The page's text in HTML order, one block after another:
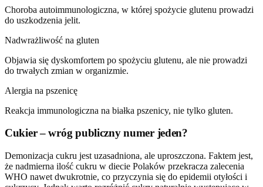
Choroba autoimmunologiczna, w której spożycie glutenu prowadzi
do uszkodzenia jelit.
Nadwrażliwość na gluten
Objawia się dyskomfortem po spożyciu glutenu, ale nie prowadzi
do trwałych zmian w organizmie.
Alergia na pszenicę
Reakcja immunologiczna na białka pszenicy, nie tylko gluten.
Cukier – wróg publiczny numer jeden?
Demonizacja cukru jest uzasadniona, ale uproszczona. Faktem jest,
że nadmierna ilość cukru w diecie Polaków przekracza zalecenia
WHO nawet dwukrotnie, co przyczynia się do epidemii otyłości i